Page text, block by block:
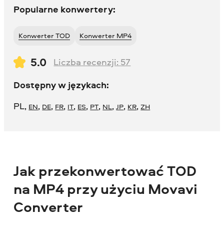
Popularne konwertery:
Konwerter TOD Konwerter MP4
5.0 Liczba recenzji: 57
Dostępny w językach:
PL, EN, DE, FR, IT, ES, PT, NL,JP, KR,ZH
Jak przekonwertować TOD
na MP4 przy użyciu Movavi
Converter